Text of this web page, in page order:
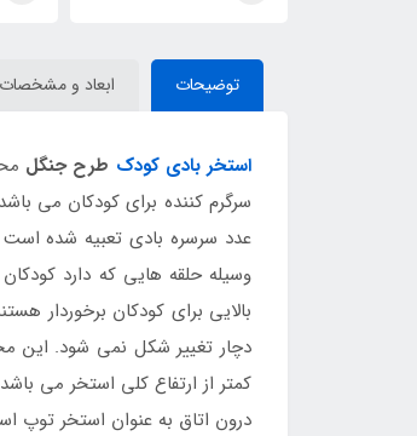
توضیحات ابعاد و مشخصات
استخر بادی کودک طرح جنگل
سرگرم کننده برای کودکان می
عدد سرسره بادی تعبیه شده است
وسیله حلقه هایی که دارد
بالایی برای کودکان برخوردار
کمتر از ارتفاع کلی استخر می
درون اتاق به عنوان استخر توپ